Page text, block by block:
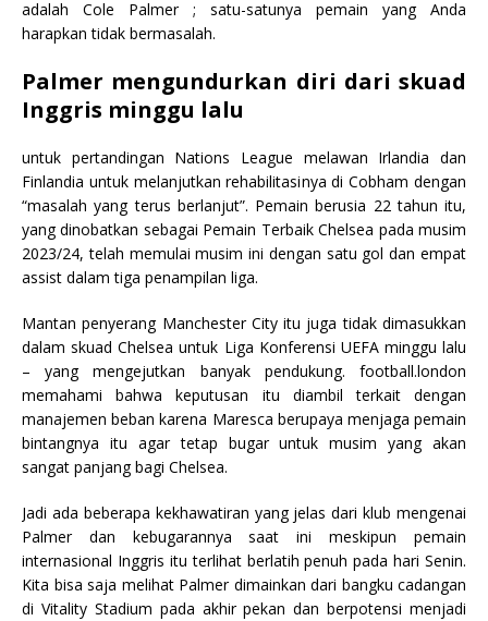
adalah Cole Palmer ; satu-satunya pemain yang Anda
harapkan tidak bermasalah.
Palmer mengundurkan diri dari skuad
Inggris minggu lalu
untuk pertandingan Nations League melawan Irlandia dan
Finlandia untuk melanjutkan rehabilitasinya di Cobham dengan
“masalah yang terus berlanjut”. Pemain berusia 22 tahun itu,
yang dinobatkan sebagai Pemain Terbaik Chelsea pada musim
2023/24, telah memulai musim ini dengan satu gol dan empat
assist dalam tiga penampilan liga.
Mantan penyerang Manchester City itu juga tidak dimasukkan
dalam skuad Chelsea untuk Liga Konferensi UEFA minggu lalu
– yang mengejutkan banyak pendukung. football.london
memahami bahwa keputusan itu diambil terkait dengan
manajemen beban karena Maresca berupaya menjaga pemain
bintangnya itu agar tetap bugar untuk musim yang akan
sangat panjang bagi Chelsea.
Jadi ada beberapa kekhawatiran yang jelas dari klub mengenai
Palmer dan kebugarannya saat ini meskipun pemain
internasional Inggris itu terlihat berlatih penuh pada hari Senin.
Kita bisa saja melihat Palmer dimainkan dari bangku cadangan
di Vitality Stadium pada akhir pekan dan berpotensi menjadi